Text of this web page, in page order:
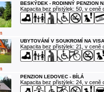
BESKÝDEK - RODINNÝ PENZION
Kapacita bez přistýlek: 50, v ceně
UBYTOVÁNÍ V SOUKROMÍ NA
Kapacita bez přistýlek: 21, v ceně
PENZION LEDOVEC - BÍLÁ
Kapacita bez přistýlek: 24, v ceně